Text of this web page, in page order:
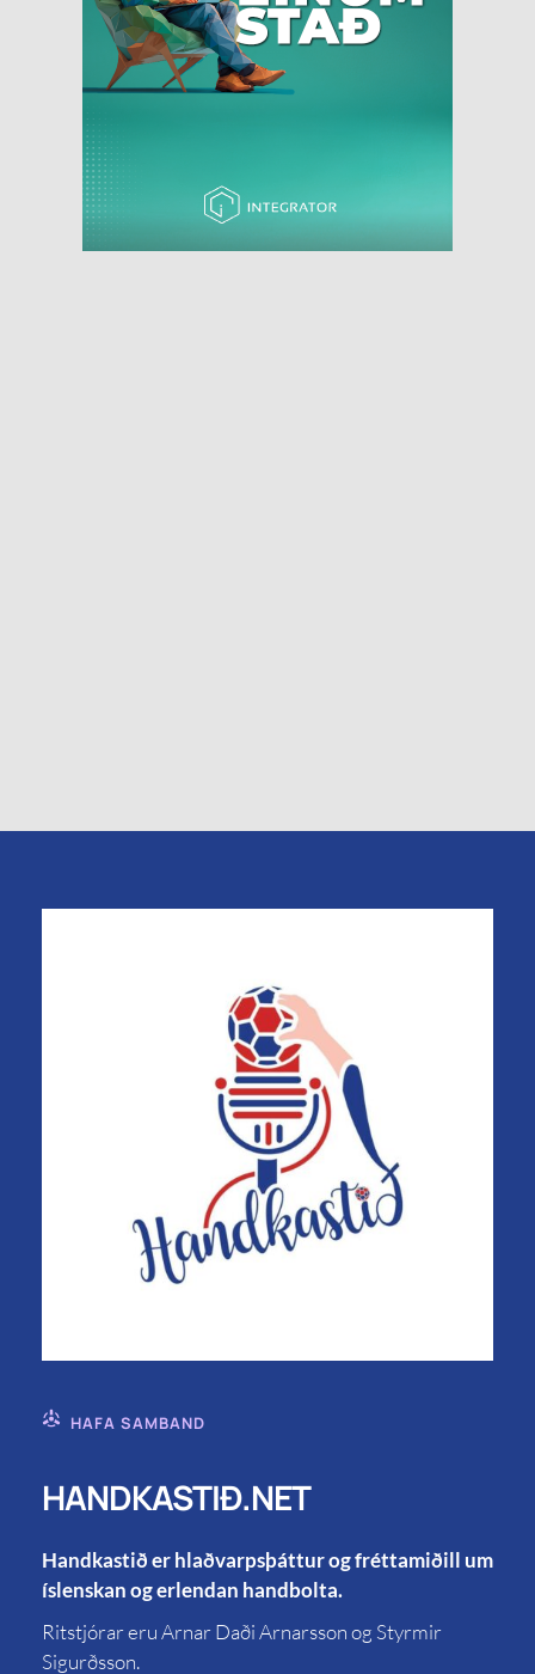
HAFA SAMBAND
HANDKASTIÐ.NET
Handkastið er hlaðvarpsþáttur og fréttamiðill um
íslenskan og erlendan handbolta.
Ritstjórar eru Arnar Daði Arnarsson og Styrmir
Sigurðsson.